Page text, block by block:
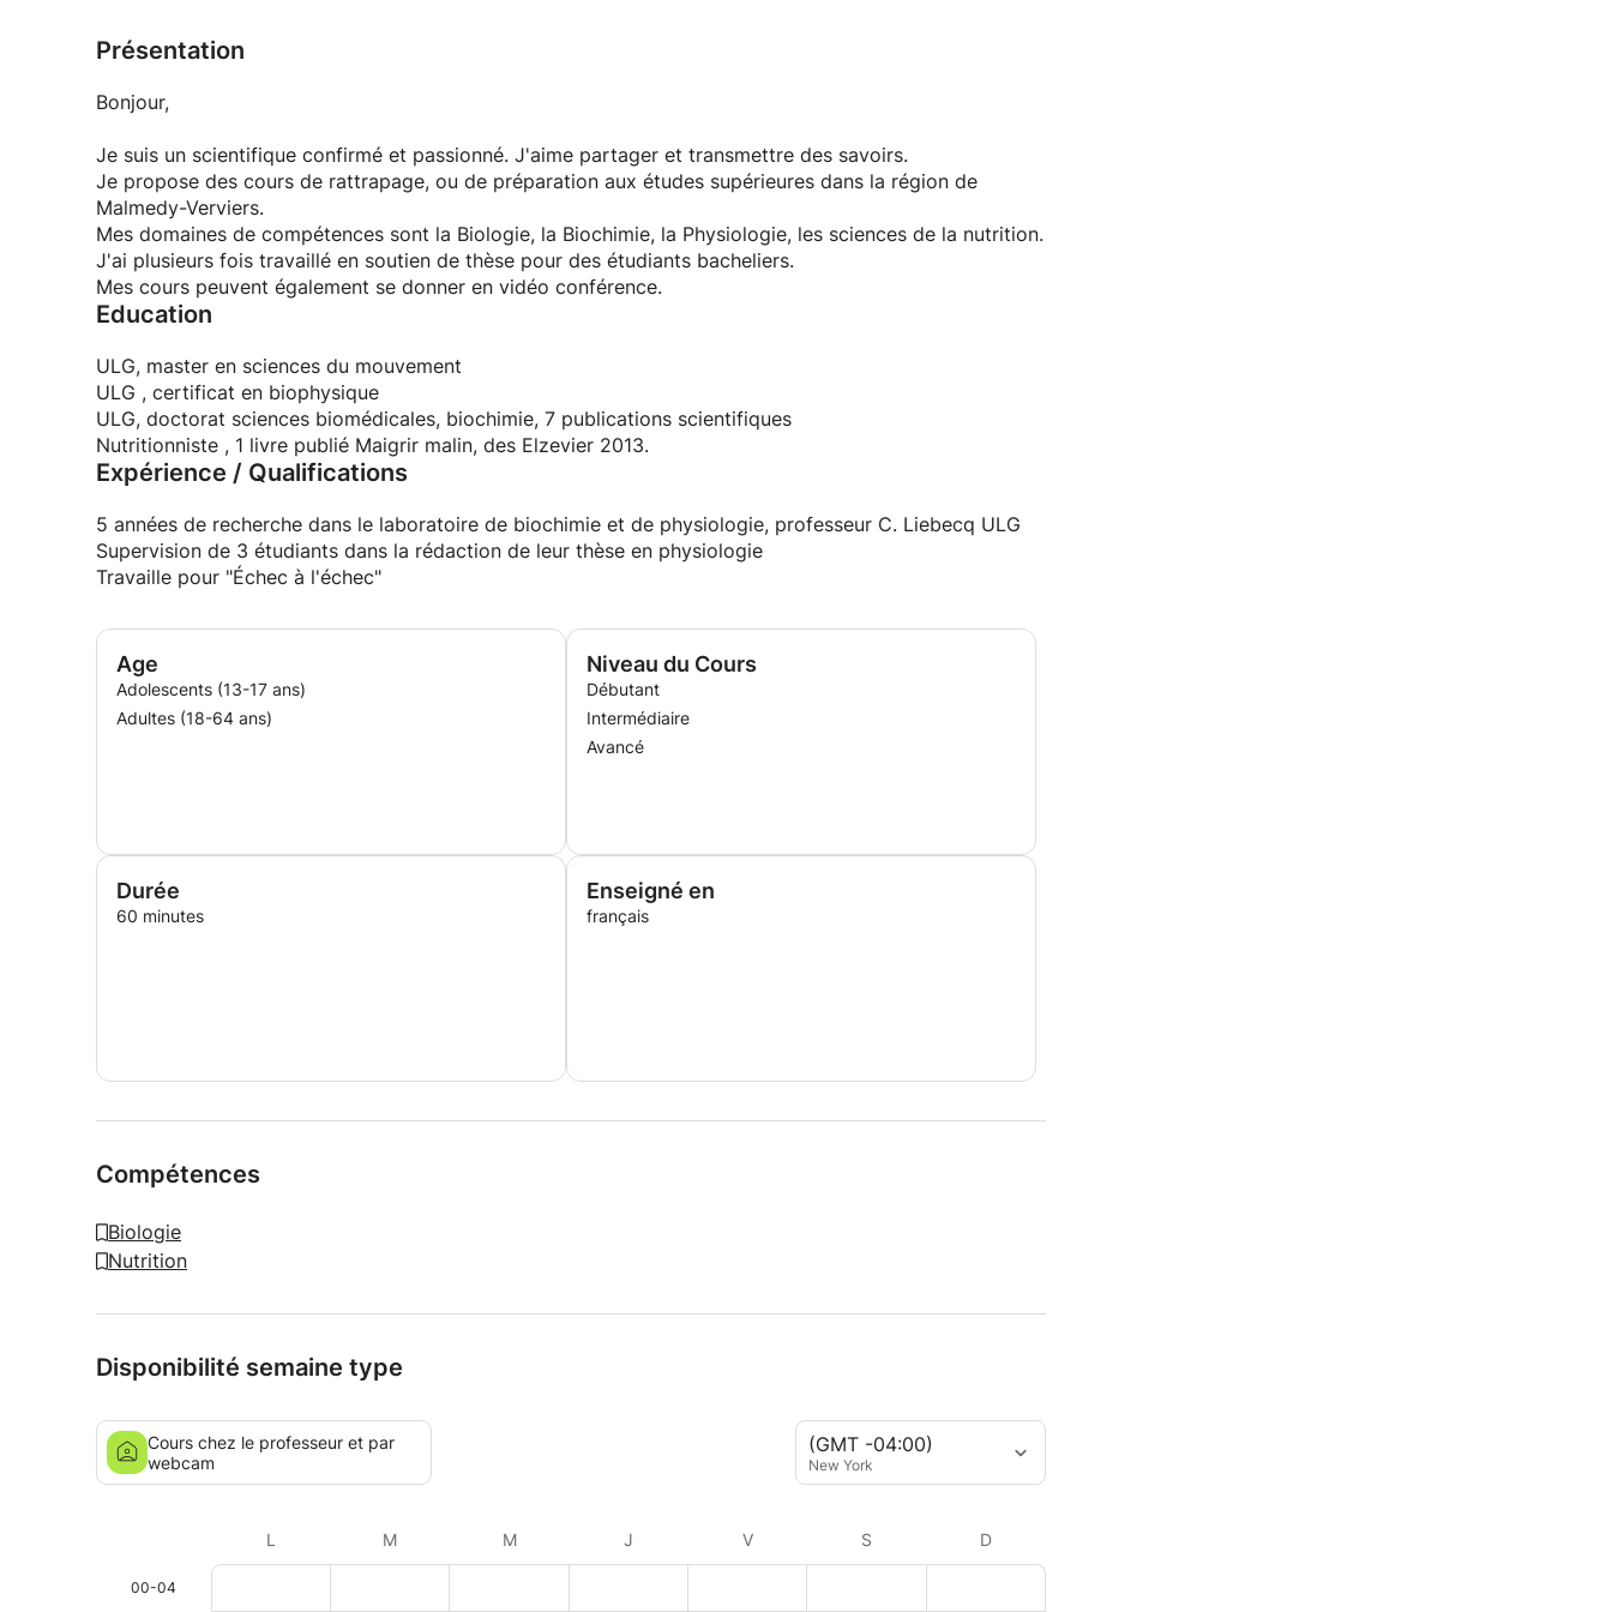
Présentation
Bonjour,
Je suis un scientifique confirmé et passionné. J'aime partager et transmettre des savoirs.
Je propose des cours de rattrapage, ou de préparation aux études supérieures dans la région de
Malmedy-Verviers.
Mes domaines de compétences sont la Biologie, la Biochimie, la Physiologie, les sciences de la nutrition.
J'ai plusieurs fois travaillé en soutien de thèse pour des étudiants bacheliers.
Mes cours peuvent également se donner en vidéo conférence.
Education
ULG, master en sciences du mouvement
ULG , certificat en biophysique
ULG, doctorat sciences biomédicales, biochimie, 7 publications scientifiques
Nutritionniste , 1 livre publié Maigrir malin, des Elzevier 2013.
Expérience / Qualifications
5 années de recherche dans le laboratoire de biochimie et de physiologie, professeur C. Liebecq ULG
Supervision de 3 étudiants dans la rédaction de leur thèse en physiologie
Travaille pour "Échec à l'échec"
Age
Adolescents (13-17 ans)
Adultes (18-64 ans)
Niveau du Cours
Débutant
Intermédiaire
Avancé
Durée
60 minutes
Enseigné en
français
Compétences
Biologie
Nutrition
Disponibilité semaine type
(GMT -04:00)
New York
Cours chez le professeur et par
webcam
L M M J V S D
00-04